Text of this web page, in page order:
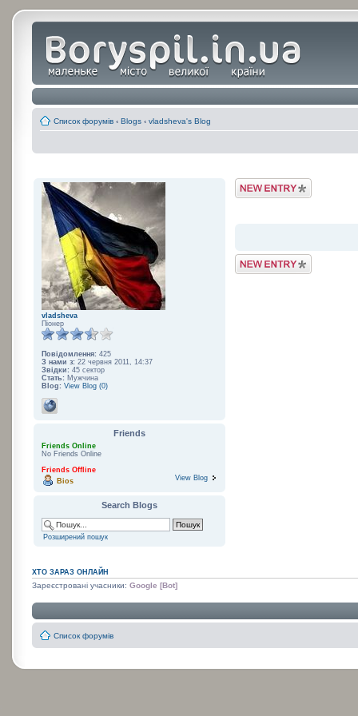
Список форумів ‹ Blogs ‹ vladsheva's Blog
vladsheva
Піонер
Повідомлення: 425
З нами з: 22 червня 2011, 14:37
Звідки: 45 сектор
Стать: Мужчина
Blog: View Blog (0)
Friends
Friends Online
No Friends Online
Friends Offline
View Blog
Bios
Search Blogs
Розширений пошук
Post a Blog Entry
Post a Blog Entry
ХТО ЗАРАЗ ОНЛАЙН
Зареєстровані учасники:Google [Bot]
Список форумів